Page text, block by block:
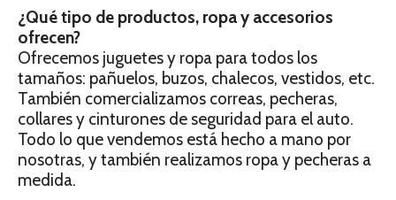
¿Qué tipo de productos, ropa y accesorios
ofrecen?
Ofrecemos juguetes y ropa para todos los
tamaños: pañuelos, buzos, chalecos, vestidos, etc.
También comercializamos correas, pecheras,
collares y cinturones de seguridad para el auto.
Todo lo que vendemos está hecho a mano por
nosotras, y también realizamos ropa y pecheras a
medida.